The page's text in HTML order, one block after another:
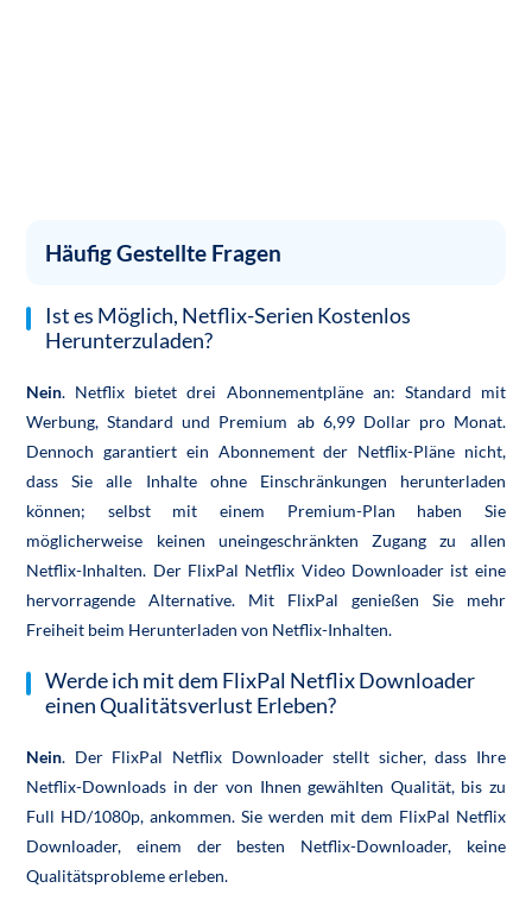
Häufig Gestellte Fragen
Ist es Möglich, Netflix-Serien Kostenlos
Herunterzuladen?
Nein. Netflix bietet drei Abonnementpläne an: Standard mit
Werbung, Standard und Premium ab 6,99 Dollar pro Monat.
Dennoch garantiert ein Abonnement der Netflix-Pläne nicht,
dass Sie alle Inhalte ohne Einschränkungen herunterladen
können; selbst mit einem Premium-Plan haben Sie
möglicherweise keinen uneingeschränkten Zugang zu allen
Netflix-Inhalten. Der FlixPal Netflix Video Downloader ist eine
hervorragende Alternative. Mit FlixPal genießen Sie mehr
Freiheit beim Herunterladen von Netflix-Inhalten.
Werde ich mit dem FlixPal Netflix Downloader
einen Qualitätsverlust Erleben?
Nein. Der FlixPal Netflix Downloader stellt sicher, dass Ihre
Netflix-Downloads in der von Ihnen gewählten Qualität, bis zu
Full HD/1080p, ankommen. Sie werden mit dem FlixPal Netflix
Downloader, einem der besten Netflix-Downloader, keine
Qualitätsprobleme erleben.